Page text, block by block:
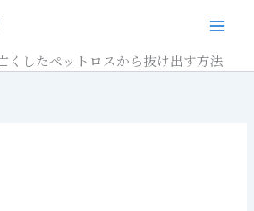
くしたペットロスから抜け出す方法